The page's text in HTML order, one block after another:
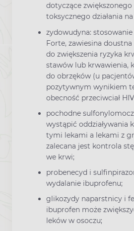
dotyczące zwiększonego
toksycznego działania
zydowudyna:
Forte, zawiesina
do zwiększenia ryzyka
stawów lub krwawienia,
do obrzęków (u
pozytywnym wynikiem
obecność przeciwciał
pochodne
wystąpić oddziaływania
tymi lekami a lekami z
zalecana jest kontrola
we krwi;
probenecyd i
wydalanie ibuprofenu;
glikozydy naparstnicy i
ibuprofen może
leków w osoczu;